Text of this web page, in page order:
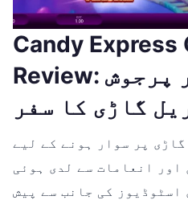
Candy Express
Review: ایک میٹھی اور پرجوش
گاڑی کا سفر
پر سوار ہونے کے لیے
اور انعامات سے لدی ہوئی
اسٹوڈیوز کی جانب سے پیش